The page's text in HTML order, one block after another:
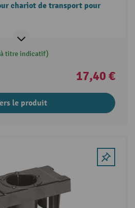
chariot de transport pour
titre indicatif)
17,40 €
le produit